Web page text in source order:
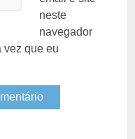
neste
navegador
vez que eu